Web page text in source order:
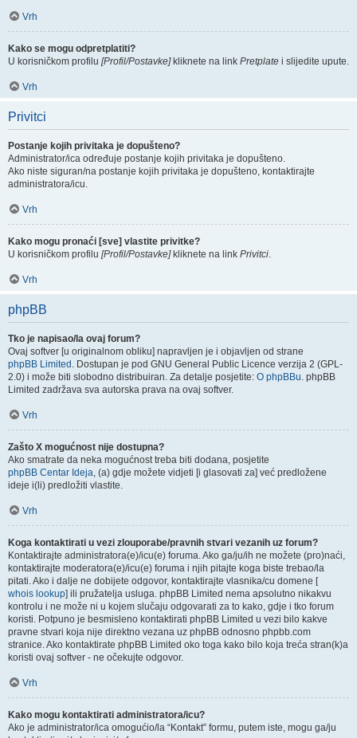
Vrh
Kako se mogu odpretplatiti?
U korisničkom profilu [Profil/Postavke]kliknete na link Pretplate i slijedite upute.
Vrh
Privitci
Postanje kojih privitaka je dopušteno?
Administrator/ica određuje postanje kojih privitaka je dopušteno.
Ako niste siguran/na postanje kojih privitaka je dopušteno, kontaktirajte
administratora/icu.
Vrh
Kako mogu pronaći [sve] vlastite privitke?
U korisničkom profilu [Profil/Postavke]kliknete na link Privitci.
Vrh
phpBB
Tko je napisao/la ovaj forum?
Ovaj softver [u originalnom obliku] napravljen je i objavljen od strane
phpBB Limited . Dostupan je pod GNU General Public Licence verzija 2 (GPL-
2.0) i može biti slobodno distribuiran. Za detalje posjetite: O phpBBu. phpBB
Limited zadržava sva autorska prava na ovaj softver.
Vrh
Zašto X mogućnost nije dostupna?
Ako smatrate da neka mogućnost treba biti dodana, posjetite
phpBB Centar Ideja, (a) gdje možete vidjeti [i glasovati za] već predložene
ideje i(li) predložiti vlastite.
Vrh
Koga kontaktirati u vezi zlouporabe/pravnih stvari vezanih uz forum?
Kontaktirajte administratora(e)/icu(e) foruma. Ako ga/ju/ih ne možete (pro)naći,
kontaktirajte moderatora(e)/icu(e) foruma i njih pitajte koga biste trebao/la
pitati. Ako i dalje ne dobijete odgovor, kontaktirajte vlasnika/cu domene [
whois lookup] ili pružatelja usluga. phpBB Limited nema apsolutno nikakvu
kontrolu i ne može ni u kojem slučaju odgovarati za to kako, gdje i tko forum
koristi. Potpuno je besmisleno kontaktirati phpBB Limited u vezi bilo kakve
pravne stvari koja nije direktno vezana uz phpBB odnosno phpbb.com
stranice. Ako kontaktirate phpBB Limited oko toga kako bilo koja treća stran(k)a
koristi ovaj softver - ne očekujte odgovor.
Vrh
Kako mogu kontaktirati administratora/icu?
Ako je administrator/ica omogućio/la “Kontakt” formu, putem iste, mogu ga/ju